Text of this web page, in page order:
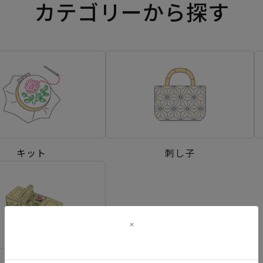
カテゴリーから探す
キット 刺し子